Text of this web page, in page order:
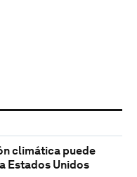
climática puede
Estados Unidos